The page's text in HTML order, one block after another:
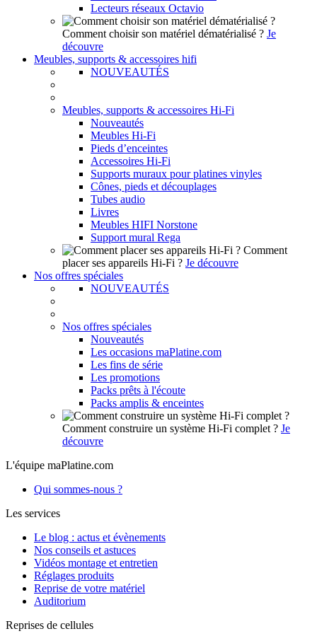
Lecteurs réseaux Octavio
Comment choisir son matériel dématérialisé ? Je
découvre
Meubles, supports & accessoires hifi
NOUVEAUTÉS
Meubles, supports & accessoires Hi-Fi
Nouveautés
Meubles Hi-Fi
Pieds d’enceintes
Accessoires Hi-Fi
Supports muraux pour platines vinyles
Cônes, pieds et découplages
Tubes audio
Livres
Meubles HIFI Norstone
Support mural Rega
Comment
placer ses appareils Hi-Fi ? Je découvre
Nos offres spéciales
NOUVEAUTÉS
Nos offres spéciales
Nouveautés
Les occasions maPlatine.com
Les fins de série
Les promotions
Packs prêts à l'écoute
Packs amplis & enceintes
Comment construire un système Hi-Fi complet ? Je
découvre
L'équipe maPlatine.com
Qui sommes-nous ?
Les services
Le blog : actus et évènements
Nos conseils et astuces
Vidéos montage et entretien
Réglages produits
Reprise de votre matériel
Auditorium
Reprises de cellules